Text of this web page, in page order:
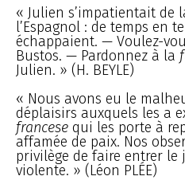
« Julien s’impatientait
l’Espagnol : de temps en
échappaient. — Voulez-
Bustos. — Pardonnez à la
Julien. » (H. BEYLE)
« Nous avons eu le
déplaisirs auxquels les a
francese qui les porte à
affamée de paix. Nos
privilège de faire entrer le
violente. » (Léon PLÉE)